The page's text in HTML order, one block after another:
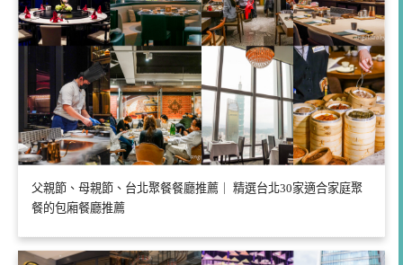
父親節、母親節、台北聚餐餐廳推薦｜ 精選台北30家適合家庭聚
餐的包廂餐廳推薦